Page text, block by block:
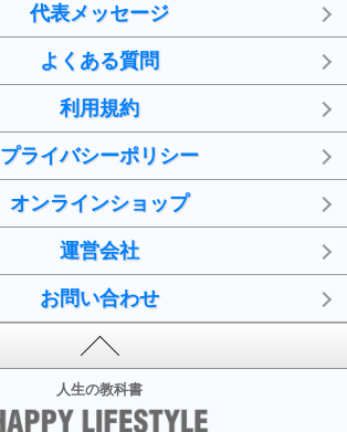
代表メッセージ
よくある質問
利用規約
プライバシーポリシー
オンラインショップ
運営会社
お問い合わせ
人生の教科書